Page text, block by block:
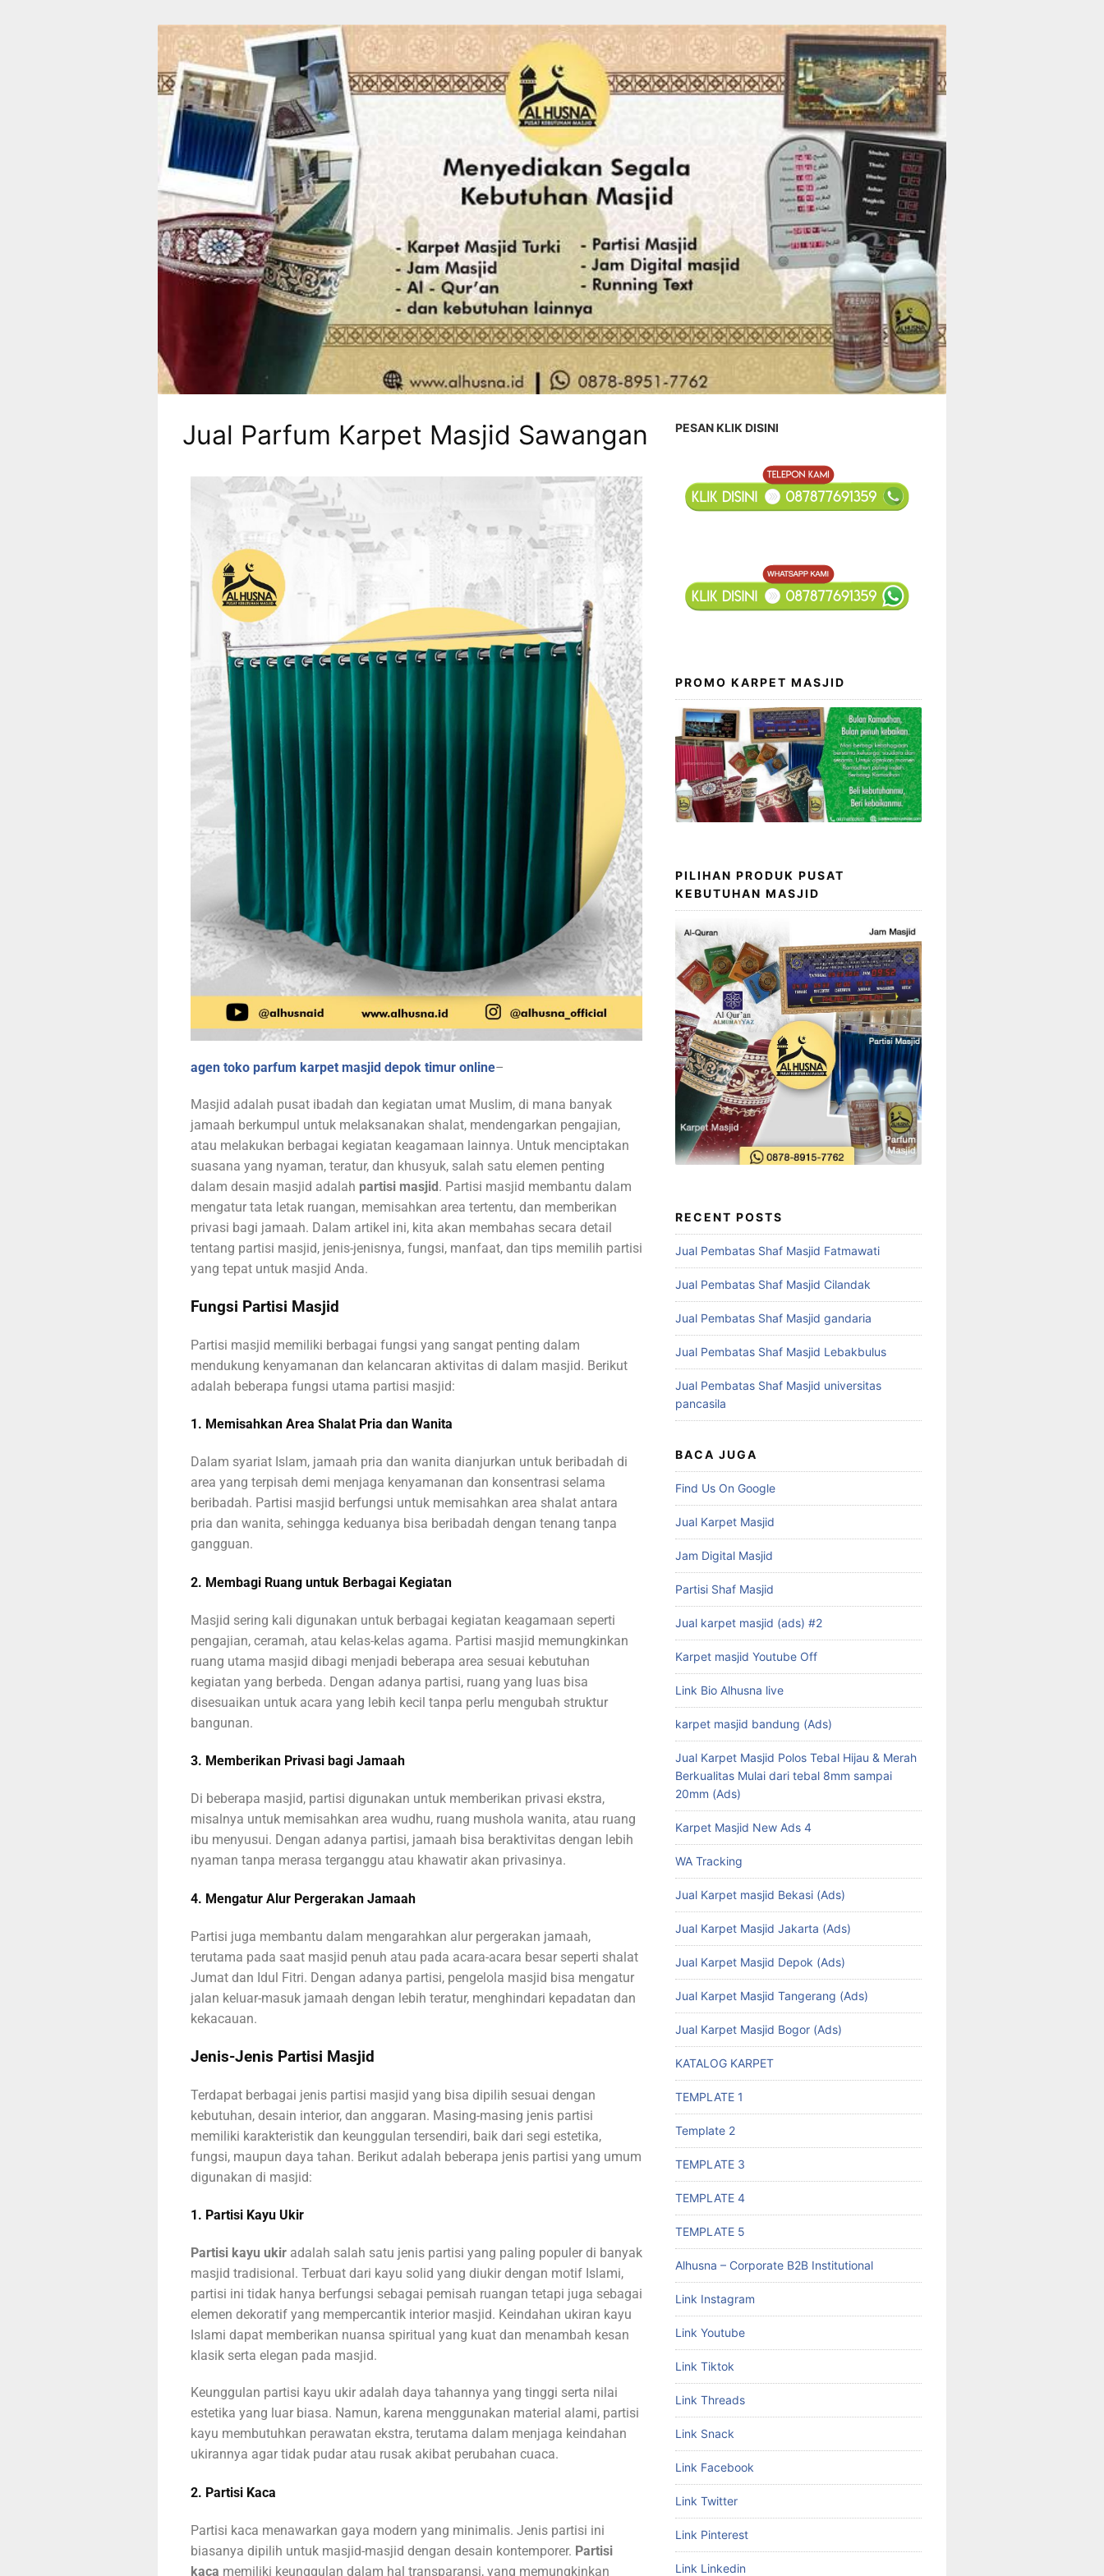
Jual Parfum Karpet Masjid Sawangan
agen toko parfum karpet masjid depok timur online–
Masjid adalah pusat ibadah dan kegiatan umat Muslim, di mana banyak
jamaah berkumpul untuk melaksanakan shalat, mendengarkan pengajian,
atau melakukan berbagai kegiatan keagamaan lainnya. Untuk menciptakan
suasana yang nyaman, teratur, dan khusyuk, salah satu elemen penting
dalam desain masjid adalah partisi masjid . Partisi masjid membantu dalam
mengatur tata letak ruangan, memisahkan area tertentu, dan memberikan
privasi bagi jamaah. Dalam artikel ini, kita akan membahas secara detail
tentang partisi masjid, jenis-jenisnya, fungsi, manfaat, dan tips memilih partisi
yang tepat untuk masjid Anda.
Fungsi Partisi Masjid
Partisi masjid memiliki berbagai fungsi yang sangat penting dalam
mendukung kenyamanan dan kelancaran aktivitas di dalam masjid. Berikut
adalah beberapa fungsi utama partisi masjid:
1. Memisahkan Area Shalat Pria dan Wanita
Dalam syariat Islam, jamaah pria dan wanita dianjurkan untuk beribadah di
area yang terpisah demi menjaga kenyamanan dan konsentrasi selama
beribadah. Partisi masjid berfungsi untuk memisahkan area shalat antara
pria dan wanita, sehingga keduanya bisa beribadah dengan tenang tanpa
gangguan.
2. Membagi Ruang untuk Berbagai Kegiatan
Masjid sering kali digunakan untuk berbagai kegiatan keagamaan seperti
pengajian, ceramah, atau kelas-kelas agama. Partisi masjid memungkinkan
ruang utama masjid dibagi menjadi beberapa area sesuai kebutuhan
kegiatan yang berbeda. Dengan adanya partisi, ruang yang luas bisa
disesuaikan untuk acara yang lebih kecil tanpa perlu mengubah struktur
bangunan.
3. Memberikan Privasi bagi Jamaah
Di beberapa masjid, partisi digunakan untuk memberikan privasi ekstra,
misalnya untuk memisahkan area wudhu, ruang mushola wanita, atau ruang
ibu menyusui. Dengan adanya partisi, jamaah bisa beraktivitas dengan lebih
nyaman tanpa merasa terganggu atau khawatir akan privasinya.
4. Mengatur Alur Pergerakan Jamaah
Partisi juga membantu dalam mengarahkan alur pergerakan jamaah,
terutama pada saat masjid penuh atau pada acara-acara besar seperti shalat
Jumat dan Idul Fitri. Dengan adanya partisi, pengelola masjid bisa mengatur
jalan keluar-masuk jamaah dengan lebih teratur, menghindari kepadatan dan
kekacauan.
Jenis-Jenis Partisi Masjid
Terdapat berbagai jenis partisi masjid yang bisa dipilih sesuai dengan
kebutuhan, desain interior, dan anggaran. Masing-masing jenis partisi
memiliki karakteristik dan keunggulan tersendiri, baik dari segi estetika,
fungsi, maupun daya tahan. Berikut adalah beberapa jenis partisi yang umum
digunakan di masjid:
1. Partisi Kayu Ukir
Partisi kayu ukir adalah salah satu jenis partisi yang paling populer di banyak
masjid tradisional. Terbuat dari kayu solid yang diukir dengan motif Islami,
partisi ini tidak hanya berfungsi sebagai pemisah ruangan tetapi juga sebagai
elemen dekoratif yang mempercantik interior masjid. Keindahan ukiran kayu
Islami dapat memberikan nuansa spiritual yang kuat dan menambah kesan
klasik serta elegan pada masjid.
Keunggulan partisi kayu ukir adalah daya tahannya yang tinggi serta nilai
estetika yang luar biasa. Namun, karena menggunakan material alami, partisi
kayu membutuhkan perawatan ekstra, terutama dalam menjaga keindahan
ukirannya agar tidak pudar atau rusak akibat perubahan cuaca.
2. Partisi Kaca
Partisi kaca menawarkan gaya modern yang minimalis. Jenis partisi ini
biasanya dipilih untuk masjid-masjid dengan desain kontemporer. Partisi
kaca memiliki keunggulan dalam hal transparansi, yang memungkinkan
PESAN KLIK DISINI
PROMO KARPET MASJID
PILIHAN PRODUK PUSAT
KEBUTUHAN MASJID
RECENT POSTS
Jual Pembatas Shaf Masjid Fatmawati
Jual Pembatas Shaf Masjid Cilandak
Jual Pembatas Shaf Masjid gandaria
Jual Pembatas Shaf Masjid Lebakbulus
Jual Pembatas Shaf Masjid universitas
pancasila
BACA JUGA
Find Us On Google
Jual Karpet Masjid
Jam Digital Masjid
Partisi Shaf Masjid
Jual karpet masjid (ads) #2
Karpet masjid Youtube Off
Link Bio Alhusna live
karpet masjid bandung (Ads)
Jual Karpet Masjid Polos Tebal Hijau & Merah
Berkualitas Mulai dari tebal 8mm sampai
20mm (Ads)
Karpet Masjid New Ads 4
WA Tracking
Jual Karpet masjid Bekasi (Ads)
Jual Karpet Masjid Jakarta (Ads)
Jual Karpet Masjid Depok (Ads)
Jual Karpet Masjid Tangerang (Ads)
Jual Karpet Masjid Bogor (Ads)
KATALOG KARPET
TEMPLATE 1
Template 2
TEMPLATE 3
TEMPLATE 4
TEMPLATE 5
Alhusna – Corporate B2B Institutional
Link Instagram
Link Youtube
Link Tiktok
Link Threads
Link Snack
Link Facebook
Link Twitter
Link Pinterest
Link Linkedin